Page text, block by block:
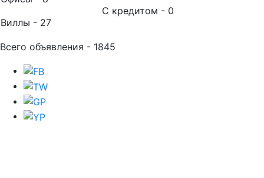
Виллы - 27
С кредитом - 0
Всего объявления - 1845